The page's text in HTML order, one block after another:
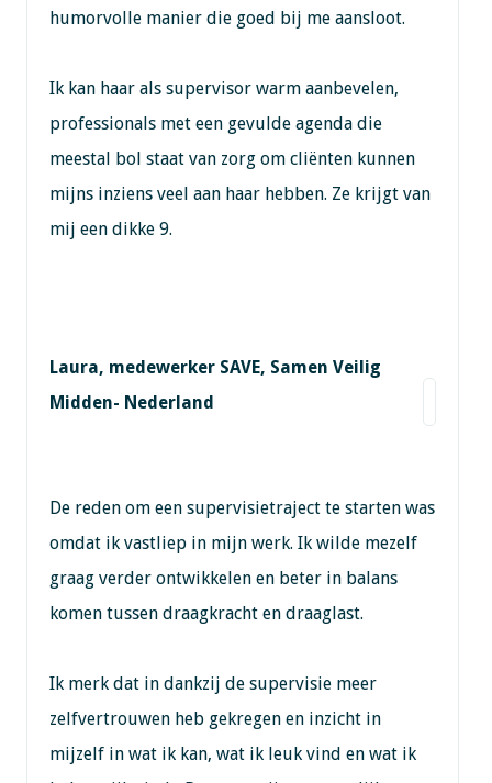
humorvolle manier die goed bij me aansloot.
Ik kan haar als supervisor warm aanbevelen,
professionals met een gevulde agenda die
meestal bol staat van zorg om cliënten kunnen
mijns inziens veel aan haar hebben. Ze krijgt van
mij een dikke 9.
Laura, medewerker SAVE, Samen Veilig
Midden- Nederland
De reden om een supervisietraject te starten was
omdat ik vastliep in mijn werk. Ik wilde mezelf
graag verder ontwikkelen en beter in balans
komen tussen draagkracht en draaglast.
Ik merk dat in dankzij de supervisie meer
zelfvertrouwen heb gekregen en inzicht in
mijzelf in wat ik kan, wat ik leuk vind en wat ik